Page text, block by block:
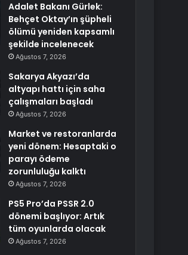
Adalet Bakanı Gürlek:
Behçet Oktay’ın şüpheli
ölümü yeniden kapsamlı
şekilde incelenecek
Ağustos 7, 2026
Sakarya Akyazı’da
altyapı hattı için saha
çalışmaları başladı
Ağustos 7, 2026
Market ve restoranlarda
yeni dönem: Hesaptaki o
parayı ödeme
zorunluluğu kalktı
Ağustos 7, 2026
PS5 Pro’da PSSR 2.0
dönemi başlıyor: Artık
tüm oyunlarda olacak
Ağustos 7, 2026